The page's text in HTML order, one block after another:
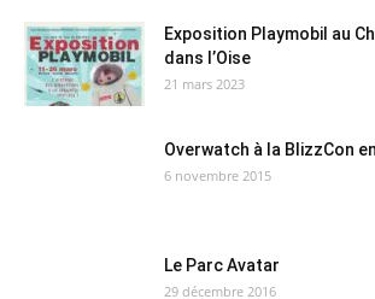
Exposition Playmobil au
dans l’Oise
21 mars 2023
Overwatch à la BlizzCon
6 novembre 2015
Le Parc Avatar
29 décembre 2016